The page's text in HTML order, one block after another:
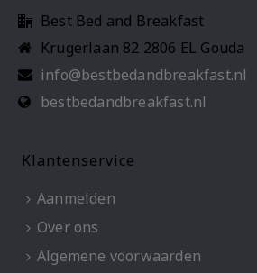
Best Bed and Breakfast
Krugerlaan 82 2806 EL Gouda
info@bestbedandbreakfast.nl
bestbedandbreakfast.nl
Klantenservice
Aanmelden
Over ons
Algemene voorwaarden